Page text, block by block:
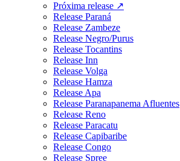
Próxima release ↗
Release Paraná
Release Zambeze
Release Negro/Purus
Release Tocantins
Release Inn
Release Volga
Release Hamza
Release Apa
Release Paranapanema Afluentes
Release Reno
Release Paracatu
Release Capibaribe
Release Congo
Release Spree